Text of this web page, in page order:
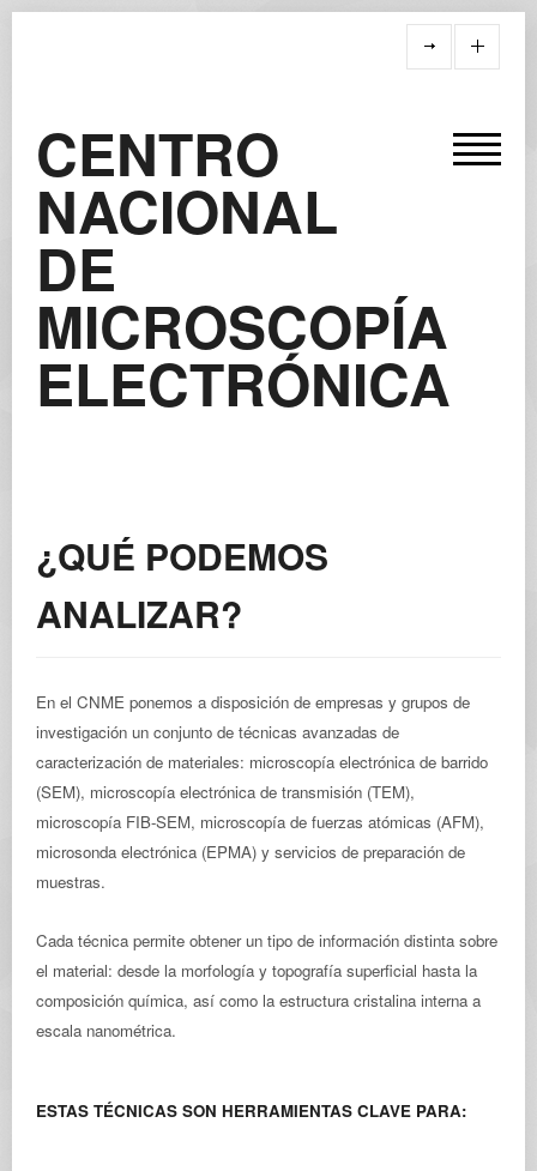
CENTRO
NACIONAL
DE
MICROSCOPÍA
ELECTRÓNICA
¿QUÉ PODEMOS
ANALIZAR?
En el CNME ponemos a disposición de empresas y grupos de
investigación un conjunto de técnicas avanzadas de
caracterización de materiales: microscopía electrónica de barrido
(SEM), microscopía electrónica de transmisión (TEM),
microscopía FIB-SEM, microscopía de fuerzas atómicas (AFM),
microsonda electrónica (EPMA) y servicios de preparación de
muestras.
Cada técnica permite obtener un tipo de información distinta sobre
el material: desde la morfología y topografía superficial hasta la
composición química, así como la estructura cristalina interna a
escala nanométrica.
ESTAS TÉCNICAS SON HERRAMIENTAS CLAVE PARA: